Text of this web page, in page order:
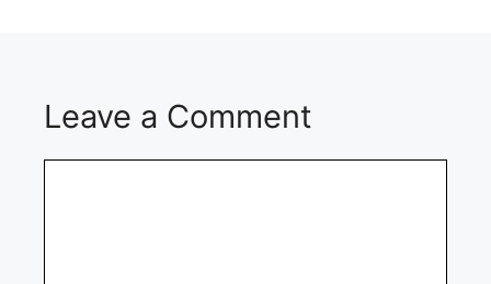
Leave a Comment